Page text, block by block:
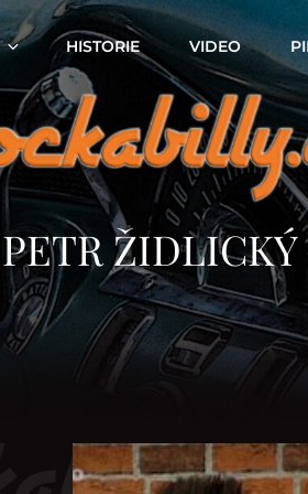
HISTORIE VIDEO
PETR ŽIDLICKÝ